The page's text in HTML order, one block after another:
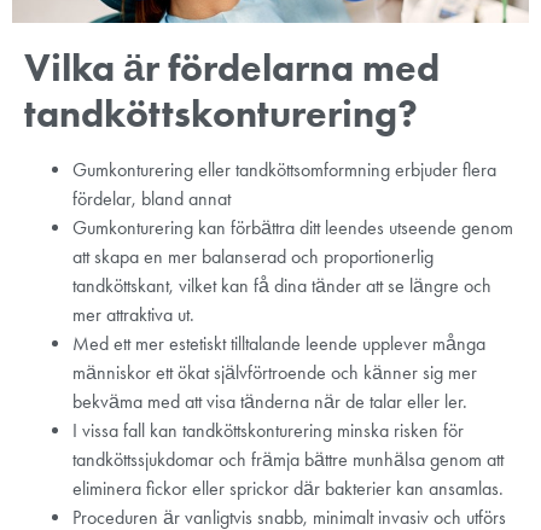
Vilka är fördelarna med
tandköttskonturering?
Gumkonturering eller tandköttsomformning erbjuder flera
fördelar, bland annat
Gumkonturering kan förbättra ditt leendes utseende genom
att skapa en mer balanserad och proportionerlig
tandköttskant, vilket kan få dina tänder att se längre och
mer attraktiva ut.
Med ett mer estetiskt tilltalande leende upplever många
människor ett ökat självförtroende och känner sig mer
bekväma med att visa tänderna när de talar eller ler.
I vissa fall kan tandköttskonturering minska risken för
tandköttssjukdomar och främja bättre munhälsa genom att
eliminera fickor eller sprickor där bakterier kan ansamlas.
Proceduren är vanligtvis snabb, minimalt invasiv och utförs